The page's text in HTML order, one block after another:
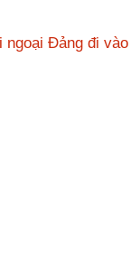
ngoại Đảng đi vào